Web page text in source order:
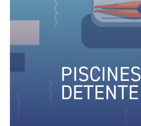
PISCINES
DETENTE